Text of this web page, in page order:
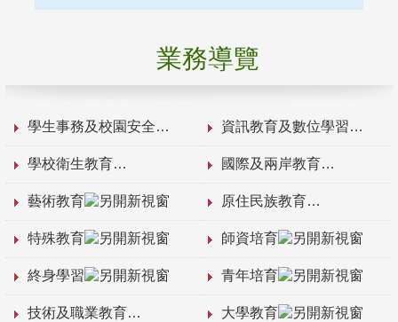
業務導覽
學生事務及校園安全 資訊教育及數位學習
學校衛生教育 國際及兩岸教育
藝術教育 原住民族教育
特殊教育 師資培育
終身學習 青年培育
技術及職業教育 大學教育